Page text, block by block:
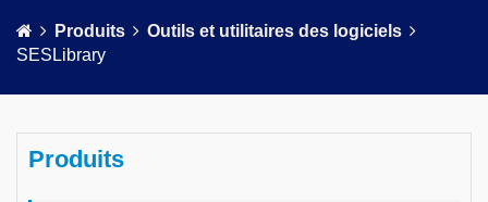
Produits
Outils et utilitaires des logiciels
SESLibrary
Produits